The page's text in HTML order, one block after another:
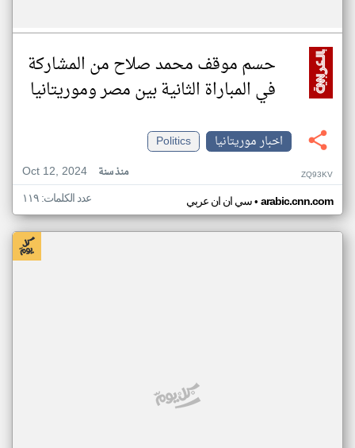
حسم موقف محمد صلاح من المشاركة
في المباراة الثانية بين مصر وموريتانيا
اخبار موريتانيا
Politics
Oct 12, 2024
منذ سنة ZQ93KV
سي ان ان عربي• arabic.cnn.com عدد الكلمات: ١١٩